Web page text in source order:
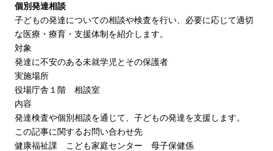
個別発達相談
子どもの発達についての相談や検査を行い、必要に応じて適切
な医療・療育・支援体制を紹介します。
対象
発達に不安のある未就学児とその保護者
実施場所
役場庁舎１階 相談室
内容
発達検査や個別相談を通じて、子どもの発達を支援します。
この記事に関するお問い合わせ先
健康福祉課 こども家庭センター 母子保健係